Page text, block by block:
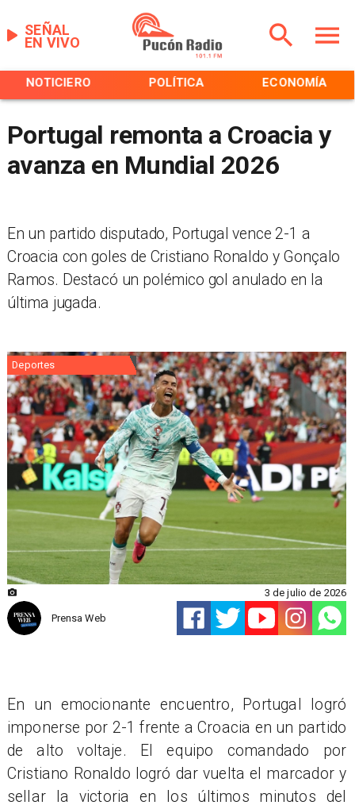
EN VIVO
SEÑAL
NOTICIERO POLÍTICA ECONOMÍA
Portugal remonta a Croacia y
avanza en Mundial 2026
En un partido disputado, Portugal vence 2-1 a
Croacia con goles de Cristiano Ronaldo y Gonçalo
Ramos. Destacó un polémico gol anulado en la
última jugada.
Deportes
Prensa Web
3 de julio de 2026
En un emocionante encuentro, Portugal logró
imponerse por 2-1 frente a Croacia en un partido
de alto voltaje. El equipo comandado por
Cristiano Ronaldo logró dar vuelta el marcador y
sellar la victoria en los últimos minutos del